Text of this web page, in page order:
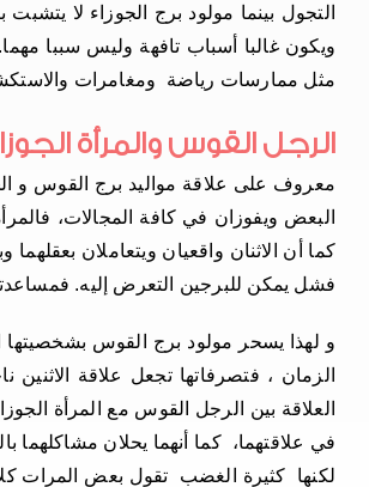
التجول بينما مولود برج الجوزاء لا
ويكون غالبا أسباب تافهة وليس سببا
مثل ممارسات رياضة ومغامرات
الرجل القوس والمرأة
معروف على علاقة مواليد برج القوس و
البعض ويفوزان في كافة المجالات،
كما أن الاثنان واقعيان ويتعاملان
فشل يمكن للبرجين التعرض إليه.
و لهذا يسحر مولود برج القوس بشخصيتها
الزمان ، فتصرفاتها تجعل علاقة
العلاقة بين الرجل القوس مع المرأة
في علاقتهما، كما أنهما يحلان
لكنها كثيرة الغضب تقول بعض المرات